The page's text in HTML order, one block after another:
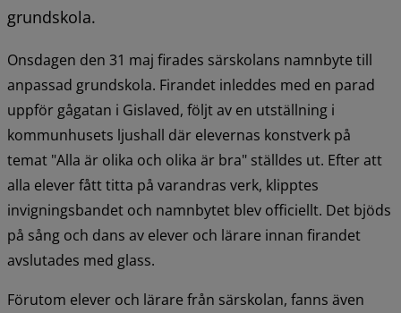
grundskola.
Onsdagen den 31 maj firades särskolans namnbyte till
anpassad grundskola. Firandet inleddes med en parad
uppför gågatan i Gislaved, följt av en utställning i
kommunhusets ljushall där elevernas konstverk på
temat "Alla är olika och olika är bra" ställdes ut. Efter att
alla elever fått titta på varandras verk, klipptes
invigningsbandet och namnbytet blev officiellt. Det bjöds
på sång och dans av elever och lärare innan firandet
avslutades med glass.
Förutom elever och lärare från särskolan, fanns även